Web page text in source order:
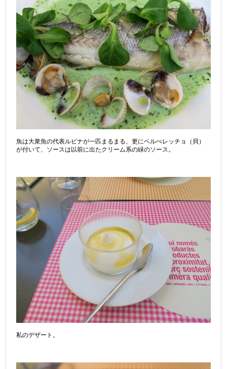
魚は大衆魚の代表ルビナが一匹まるまる、更にベルべレッチョ（貝）
が付いて、ソースは以前に出たクリーム系の緑のソース。
私のデザート。